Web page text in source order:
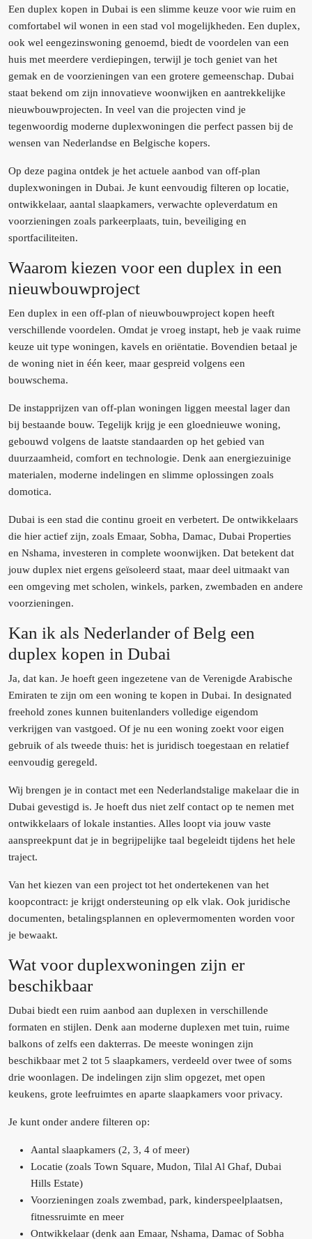
Een duplex kopen in Dubai is een slimme keuze voor wie ruim en
comfortabel wil wonen in een stad vol mogelijkheden. Een duplex,
ook wel eengezinswoning genoemd, biedt de voordelen van een
huis met meerdere verdiepingen, terwijl je toch geniet van het
gemak en de voorzieningen van een grotere gemeenschap. Dubai
staat bekend om zijn innovatieve woonwijken en aantrekkelijke
nieuwbouwprojecten. In veel van die projecten vind je
tegenwoordig moderne duplexwoningen die perfect passen bij de
wensen van Nederlandse en Belgische kopers.
Op deze pagina ontdek je het actuele aanbod van off-plan
duplexwoningen in Dubai. Je kunt eenvoudig filteren op locatie,
ontwikkelaar, aantal slaapkamers, verwachte opleverdatum en
voorzieningen zoals parkeerplaats, tuin, beveiliging en
sportfaciliteiten.
Waarom kiezen voor een duplex in een
nieuwbouwproject
Een duplex in een off-plan of nieuwbouwproject kopen heeft
verschillende voordelen. Omdat je vroeg instapt, heb je vaak ruime
keuze uit type woningen, kavels en oriëntatie. Bovendien betaal je
de woning niet in één keer, maar gespreid volgens een
bouwschema.
De instapprijzen van off-plan woningen liggen meestal lager dan
bij bestaande bouw. Tegelijk krijg je een gloednieuwe woning,
gebouwd volgens de laatste standaarden op het gebied van
duurzaamheid, comfort en technologie. Denk aan energiezuinige
materialen, moderne indelingen en slimme oplossingen zoals
domotica.
Dubai is een stad die continu groeit en verbetert. De ontwikkelaars
die hier actief zijn, zoals Emaar, Sobha, Damac, Dubai Properties
en Nshama, investeren in complete woonwijken. Dat betekent dat
jouw duplex niet ergens geïsoleerd staat, maar deel uitmaakt van
een omgeving met scholen, winkels, parken, zwembaden en andere
voorzieningen.
Kan ik als Nederlander of Belg een
duplex kopen in Dubai
Ja, dat kan. Je hoeft geen ingezetene van de Verenigde Arabische
Emiraten te zijn om een woning te kopen in Dubai. In designated
freehold zones kunnen buitenlanders volledige eigendom
verkrijgen van vastgoed. Of je nu een woning zoekt voor eigen
gebruik of als tweede thuis: het is juridisch toegestaan en relatief
eenvoudig geregeld.
Wij brengen je in contact met een Nederlandstalige makelaar die in
Dubai gevestigd is. Je hoeft dus niet zelf contact op te nemen met
ontwikkelaars of lokale instanties. Alles loopt via jouw vaste
aanspreekpunt dat je in begrijpelijke taal begeleidt tijdens het hele
traject.
Van het kiezen van een project tot het ondertekenen van het
koopcontract: je krijgt ondersteuning op elk vlak. Ook juridische
documenten, betalingsplannen en oplevermomenten worden voor
je bewaakt.
Wat voor duplexwoningen zijn er
beschikbaar
Dubai biedt een ruim aanbod aan duplexen in verschillende
formaten en stijlen. Denk aan moderne duplexen met tuin, ruime
balkons of zelfs een dakterras. De meeste woningen zijn
beschikbaar met 2 tot 5 slaapkamers, verdeeld over twee of soms
drie woonlagen. De indelingen zijn slim opgezet, met open
keukens, grote leefruimtes en aparte slaapkamers voor privacy.
Je kunt onder andere filteren op:
Aantal slaapkamers (2, 3, 4 of meer)
Locatie (zoals Town Square, Mudon, Tilal Al Ghaf, Dubai
Hills Estate)
Voorzieningen zoals zwembad, park, kinderspeelplaatsen,
fitnessruimte en meer
Ontwikkelaar (denk aan Emaar, Nshama, Damac of Sobha